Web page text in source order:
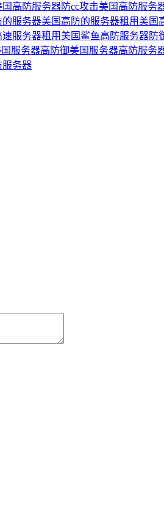
国高防服务器防cc攻击美国高防服务
的服务器美国高防的服务器租用美国
服务器租用美国鲨鱼高防服务器防
国服务器高防御美国服务器高防服务
服务器